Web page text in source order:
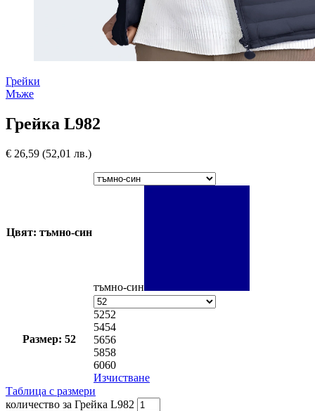
Грейки
Мъже
Грейка L982
€ 26,59 (52,01 лв.)
Цвят: тъмно-син
тъмно-син
Размер: 52
5252
5454
5656
5858
6060
Изчистване
Таблица с размери
количество за Грейка L982